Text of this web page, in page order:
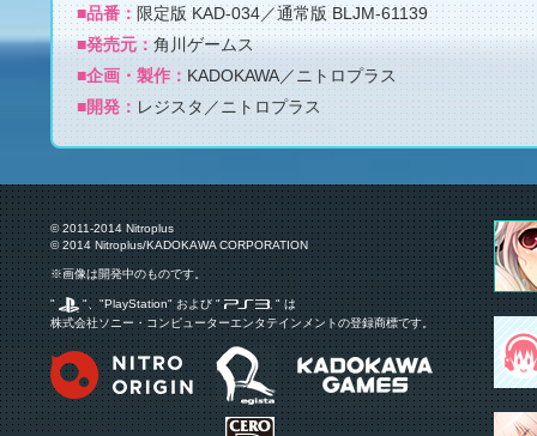
■品番
限定版 KAD-034／通常版 BLJM-61139
■発売元
角川ゲームス
■企画・製作
KADOKAWA／ニトロプラス
■開発
レジスタ／ニトロプラス
© 2011-2014 Nitroplus
© 2014 Nitroplus/KADOKAWA CORPORATION
※画像は開発中のものです。
" "、"PlayStation" および "
" は
株式会社ソニー・コンピューターエンタテインメントの登録商標です。